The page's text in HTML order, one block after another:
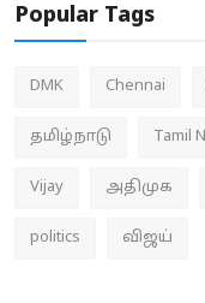
Popular Tags
DMK Chennai
தமிழ்நாடு Tamil
Vijay அதிமுக
politics விஜய்